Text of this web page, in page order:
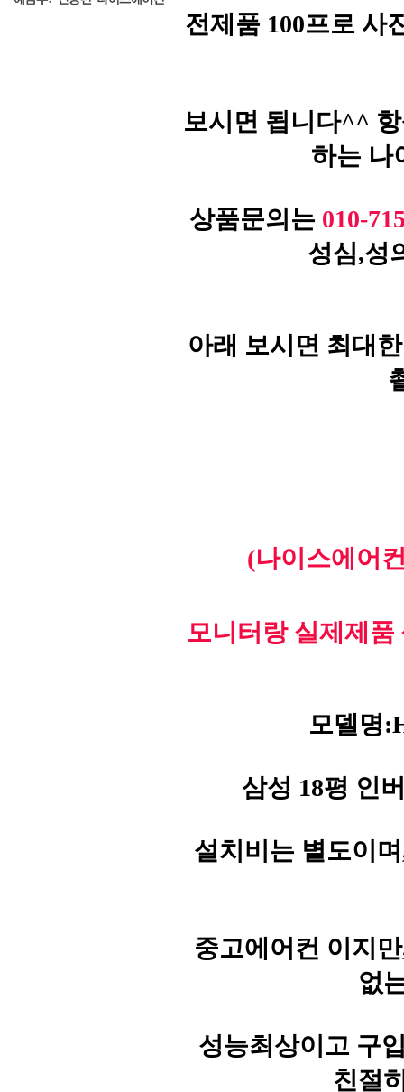
전제품 100프로 사
보시면 됩니다^^
하는 나
상품문의는 010-
성심,성
아래 보시면 최대
(나이스에어
모니터랑 실제제
모델명
삼성 18평 인
설치비는 별도이
중고에어컨 이지
없
성능최상이고 구
친절